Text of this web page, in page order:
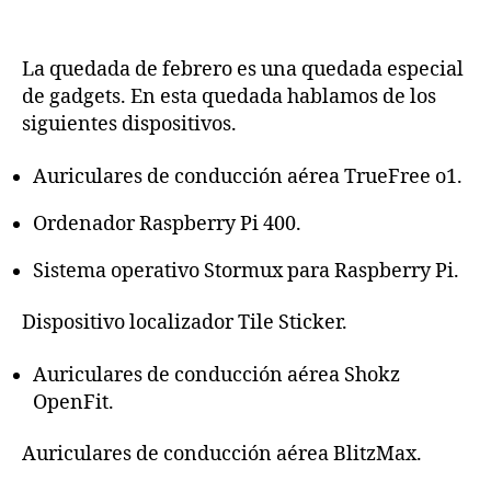
febrero
La quedada de febrero es una quedada especial
de gadgets. En esta quedada hablamos de los
siguientes dispositivos.
Auriculares de conducción aérea TrueFree o1.
Ordenador Raspberry Pi 400.
Sistema operativo Stormux para Raspberry Pi.
Dispositivo localizador Tile Sticker.
Auriculares de conducción aérea Shokz
OpenFit.
Auriculares de conducción aérea BlitzMax.